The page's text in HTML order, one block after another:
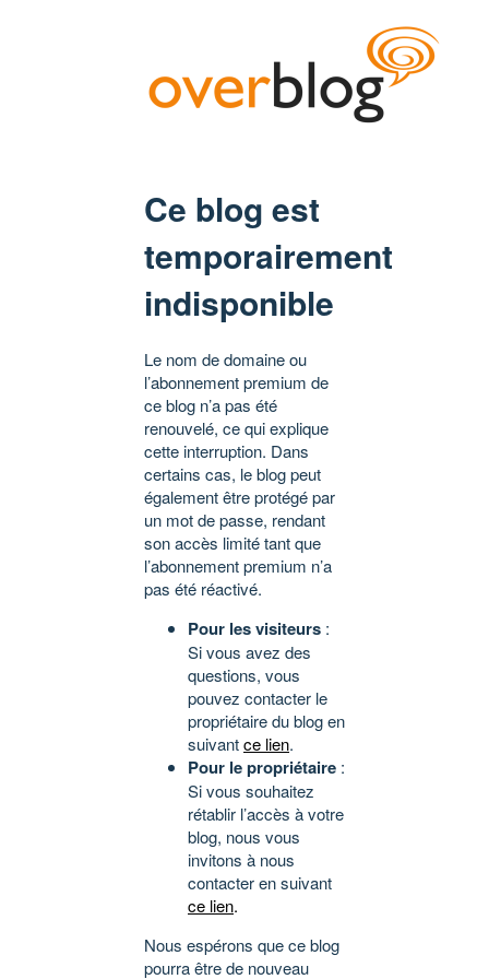
Ce blog est
temporairement
indisponible
Le nom de domaine ou
l’abonnement premium de
ce blog n’a pas été
renouvelé, ce qui explique
cette interruption. Dans
certains cas, le blog peut
également être protégé par
un mot de passe, rendant
son accès limité tant que
l’abonnement premium n’a
pas été réactivé.
Pour les visiteurs :
Si vous avez des
questions, vous
pouvez contacter le
propriétaire du blog en
suivantce lien.
Pour le propriétaire :
Si vous souhaitez
rétablir l’accès à votre
blog, nous vous
invitons à nous
contacter en suivant
ce lien.
Nous espérons que ce blog
pourra être de nouveau